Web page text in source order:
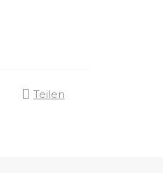
Teilen